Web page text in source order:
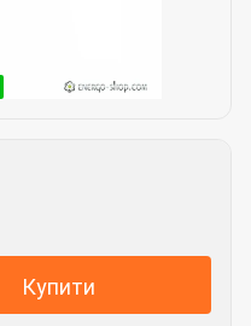
Купити